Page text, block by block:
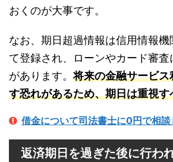
おくのが大事です。
なお、期日超過情報は信用情報機
て登録され、ローンやカード審
があります。将来の金融サービ
す恐れがあるため、期日は重視す
借金について司法書士に0円で相談
返済期日を過ぎた後に行わ